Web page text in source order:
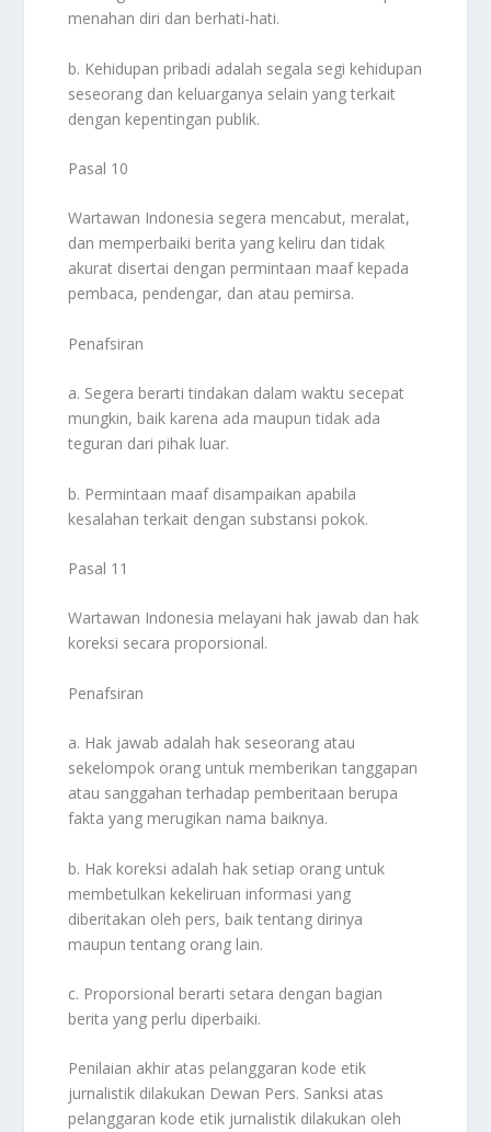
menahan diri dan berhati-hati.
b. Kehidupan pribadi adalah segala segi kehidupan
seseorang dan keluarganya selain yang terkait
dengan kepentingan publik.
Pasal 10
Wartawan Indonesia segera mencabut, meralat,
dan memperbaiki berita yang keliru dan tidak
akurat disertai dengan permintaan maaf kepada
pembaca, pendengar, dan atau pemirsa.
Penafsiran
a. Segera berarti tindakan dalam waktu secepat
mungkin, baik karena ada maupun tidak ada
teguran dari pihak luar.
b. Permintaan maaf disampaikan apabila
kesalahan terkait dengan substansi pokok.
Pasal 11
Wartawan Indonesia melayani hak jawab dan hak
koreksi secara proporsional.
Penafsiran
a. Hak jawab adalah hak seseorang atau
sekelompok orang untuk memberikan tanggapan
atau sanggahan terhadap pemberitaan berupa
fakta yang merugikan nama baiknya.
b. Hak koreksi adalah hak setiap orang untuk
membetulkan kekeliruan informasi yang
diberitakan oleh pers, baik tentang dirinya
maupun tentang orang lain.
c. Proporsional berarti setara dengan bagian
berita yang perlu diperbaiki.
Penilaian akhir atas pelanggaran kode etik
jurnalistik dilakukan Dewan Pers. Sanksi atas
pelanggaran kode etik jurnalistik dilakukan oleh